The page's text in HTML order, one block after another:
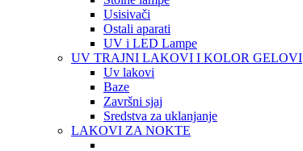
Usisivači
Ostali aparati
UV i LED Lampe
UV TRAJNI LAKOVI I KOLOR GELOVI
Uv lakovi
Baze
Završni sjaj
Sredstva za uklanjanje
LAKOVI ZA NOKTE